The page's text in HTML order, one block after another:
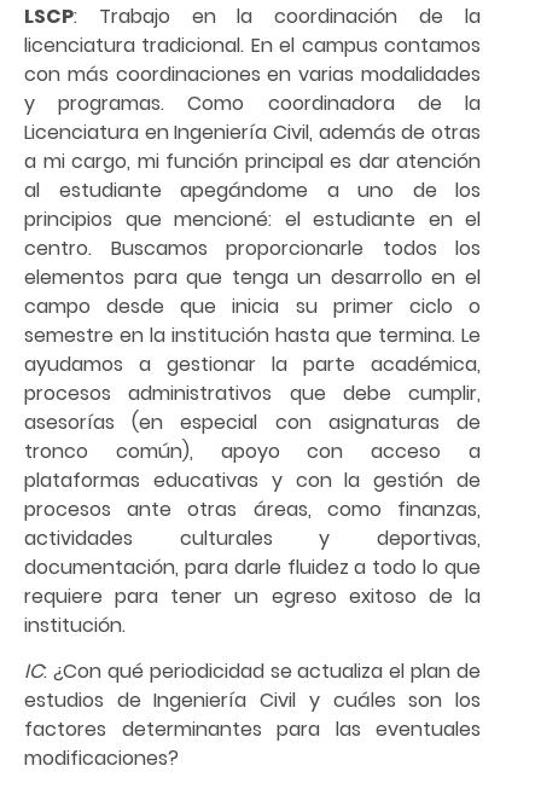
LSCP: Trabajo en la coordinación de la
licenciatura tradicional. En el campus contamos
con más coordinaciones en varias modalidades
y programas. Como coordinadora de la
Licenciatura en Ingeniería Civil, además de otras
a mi cargo, mi función principal es dar atención
al estudiante apegándome a uno de los
principios que mencioné: el estudiante en el
centro. Buscamos proporcionarle todos los
elementos para que tenga un desarrollo en el
campo desde que inicia su primer ciclo o
semestre en la institución hasta que termina. Le
ayudamos a gestionar la parte académica,
procesos administrativos que debe cumplir,
asesorías (en especial con asignaturas de
tronco común), apoyo con acceso a
plataformas educativas y con la gestión de
procesos ante otras áreas, como finanzas,
actividades culturales y deportivas,
documentación, para darle fluidez a todo lo que
requiere para tener un egreso exitoso de la
institución.
IC: ¿Con qué periodicidad se actualiza el plan de
estudios de Ingeniería Civil y cuáles son los
factores determinantes para las eventuales
modificaciones?